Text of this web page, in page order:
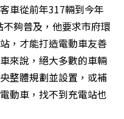
車從前年317輛到今年
夠普及，他要求市府環
，才能打造電動車友善
來說，絕大多數的車輛
整體規劃並設置，或補
動車，找不到充電站也